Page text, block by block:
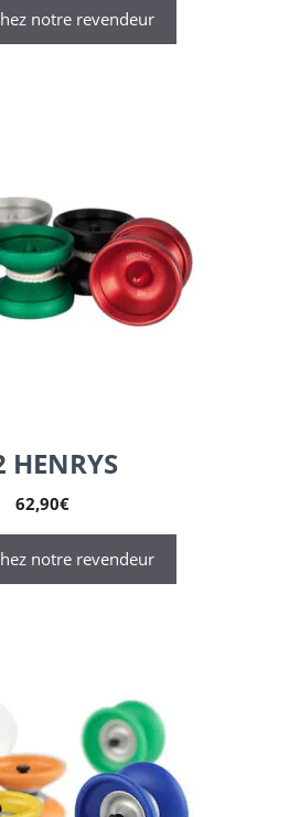
notre revendeur
HENRYS
62,90€
notre revendeur